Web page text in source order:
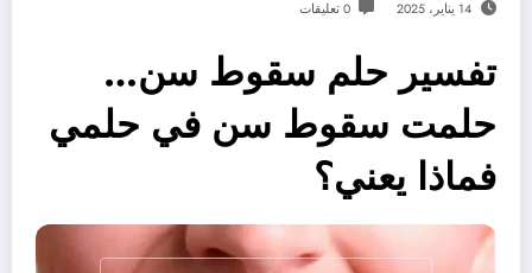
14 يناير، 2025 0 تعليقات
تفسير حلم سقوط سن…
حلمت سقوط سن في حلمي
فماذا يعني؟